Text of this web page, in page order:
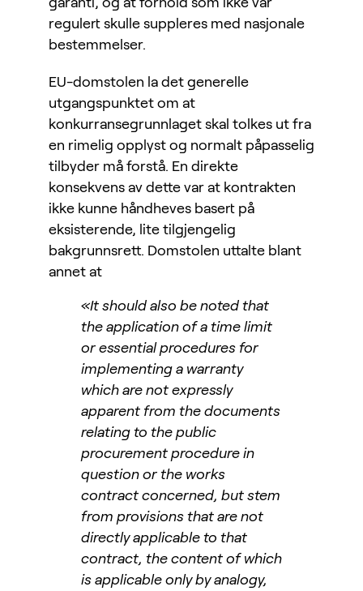
regulert skulle suppleres med nasjonale
bestemmelser.
EU-domstolen la det generelle
utgangspunktet om at
konkurransegrunnlaget skal tolkes ut fra
en rimelig opplyst og normalt påpasselig
tilbyder må forstå. En direkte
konsekvens av dette var at kontrakten
ikke kunne håndheves basert på
eksisterende, lite tilgjengelig
bakgrunnsrett. Domstolen uttalte blant
annet at
«It should also be noted that
the application of a time limit
or essential procedures for
implementing a warranty
which are not expressly
apparent from the documents
relating to the public
procurement procedure in
question or the works
contract concerned, but stem
from provisions that are not
directly applicable to that
contract, the content of which
is applicable only by analogy,